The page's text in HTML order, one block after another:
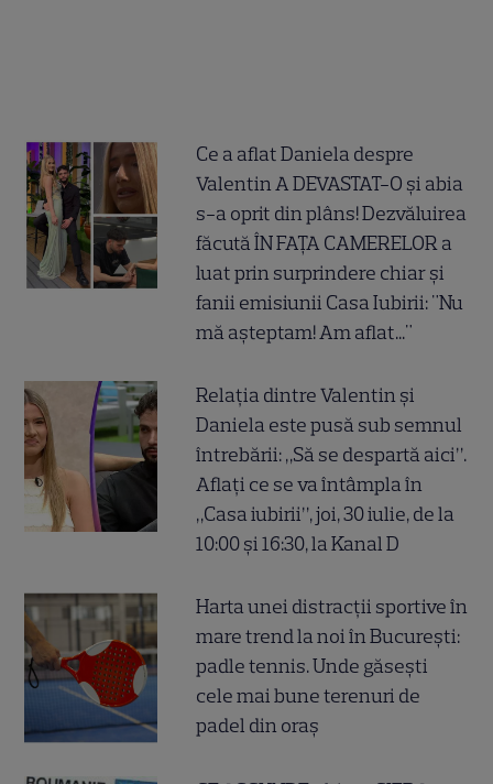
Ce a aflat Daniela despre
Valentin A DEVASTAT-O și abia
s-a oprit din plâns! Dezvăluirea
făcută ÎN FAȚA CAMERELOR a
luat prin surprindere chiar și
fanii emisiunii Casa Iubirii: "Nu
mă așteptam! Am aflat..."
Relația dintre Valentin și
Daniela este pusă sub semnul
întrebării: „Să se despartă aici”.
Aflați ce se va întâmpla în
„Casa iubirii”, joi, 30 iulie, de la
10:00 și 16:30, la Kanal D
Harta unei distracții sportive în
mare trend la noi în București:
padle tennis. Unde găsești
cele mai bune terenuri de
padel din oraș